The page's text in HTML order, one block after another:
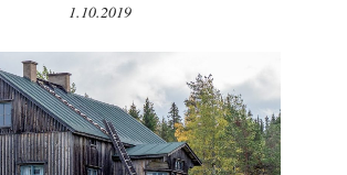
1.10.2019